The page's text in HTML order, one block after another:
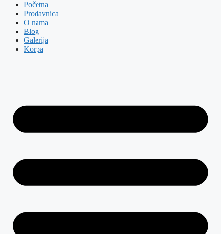
Početna
Prodavnica
O nama
Blog
Galerija
Korpa